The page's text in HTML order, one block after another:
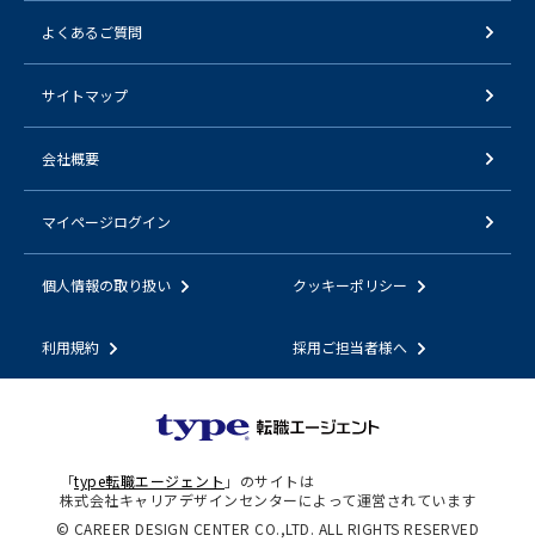
よくあるご質問
サイトマップ
会社概要
マイページログイン
個人情報の取り扱い クッキーポリシー
利用規約 採用ご担当者様へ
「type転職エージェント 」のサイトは
株式会社キャリアデザインセンターによって運営されています
© CAREER DESIGN CENTER CO.,LTD. ALL RIGHTS RESERVED